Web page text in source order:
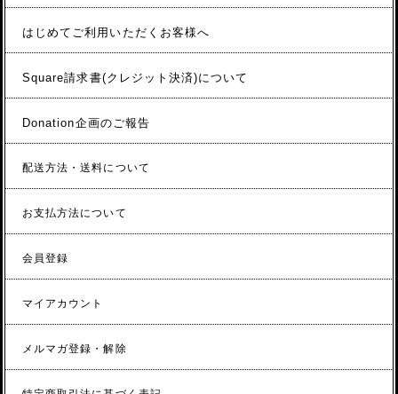
はじめてご利用いただくお客様へ
Square請求書(クレジット決済)について
Donation企画のご報告
配送方法・送料について
お支払方法について
会員登録
マイアカウント
メルマガ登録・解除